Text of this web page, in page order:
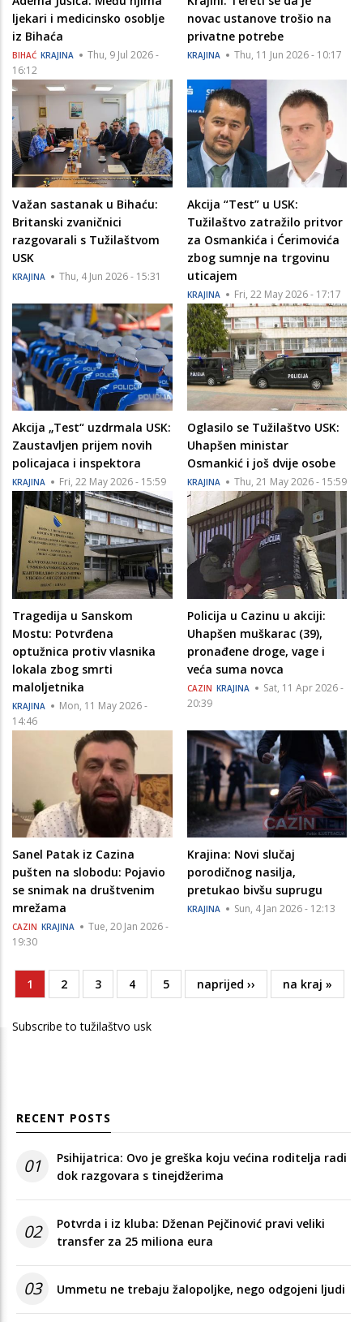
ljekari i medicinsko osoblje
iz Bihaća
BIHAĆ KRAJINA
Thu, 9 Jul 2026 -
16:12
novac ustanove trošio na
privatne potrebe
KRAJINA Thu, 11 Jun 2026 - 10:17
Važan sastanak u Bihaću:
Britanski zvaničnici
razgovarali s Tužilaštvom
USK
KRAJINA Thu, 4 Jun 2026 - 15:31
Akcija “Test” u USK:
Tužilaštvo zatražilo pritvor
za Osmankića i Ćerimovića
zbog sumnje na trgovinu
uticajem
KRAJINA Fri, 22 May 2026 - 17:17
Akcija „Test“ uzdrmala USK:
Zaustavljen prijem novih
policajaca i inspektora
KRAJINA Fri, 22 May 2026 - 15:59
Oglasilo se Tužilaštvo USK:
Uhapšen ministar
Osmankić i još dvije osobe
KRAJINA Thu, 21 May 2026 - 15:59
Tragedija u Sanskom
Mostu: Potvrđena
optužnica protiv vlasnika
lokala zbog smrti
maloljetnika
KRAJINA
Mon, 11 May 2026 -
14:46
Policija u Cazinu u akciji:
Uhapšen muškarac (39),
pronađene droge, vage i
veća suma novca
CAZIN KRAJINA
Sat, 11 Apr 2026 -
20:39
Sanel Patak iz Cazina
pušten na slobodu: Pojavio
se snimak na društvenim
mrežama
CAZIN KRAJINA
Tue, 20 Jan 2026 -
19:30
Krajina: Novi slučaj
porodičnog nasilja,
pretukao bivšu suprugu
KRAJINA Sun, 4 Jan 2026 - 12:13
Pagination
Current
page
1 Page
2 Page
3 Page
4 Page
5
Next
page
naprijed ››
Last
page
na kraj »
Subscribe to tužilaštvo usk
RECENT POSTS
01
Psihijatrica: Ovo je greška koju većina roditelja radi
dok razgovara s tinejdžerima
02
Potvrda i iz kluba: Dženan Pejčinović pravi veliki
transfer za 25 miliona eura
03 Ummetu ne trebaju žalopoljke, nego odgojeni ljudi